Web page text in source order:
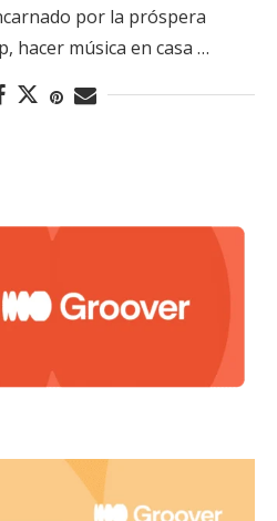
por la próspera
hacer música en casa …